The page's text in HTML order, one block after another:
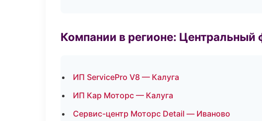
Компании в регионе: Центральный
ИП ServicePro V8 — Калуга
ИП Кар Моторс — Калуга
Сервис-центр Моторс Detail — Иваново